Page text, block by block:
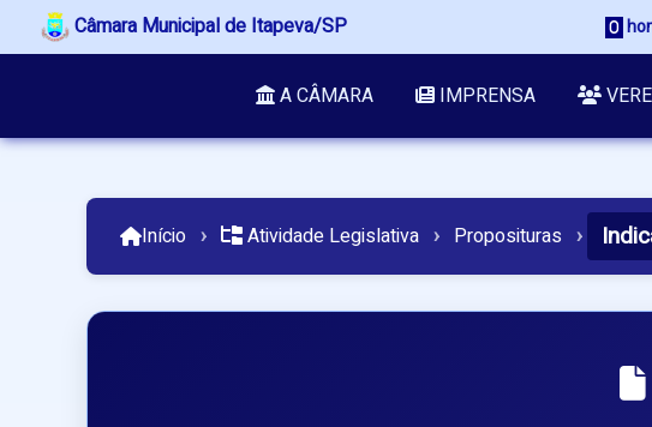
Câmara Municipal de Itapeva/SP
A CÂMARA IMPRENSA
Início › Atividade Legislativa › Proposituras ›